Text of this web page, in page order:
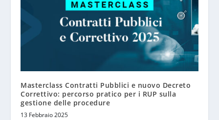
Masterclass Contratti Pubblici e nuovo Decreto
Correttivo: percorso pratico per i RUP sulla
gestione delle procedure
13 Febbraio 2025